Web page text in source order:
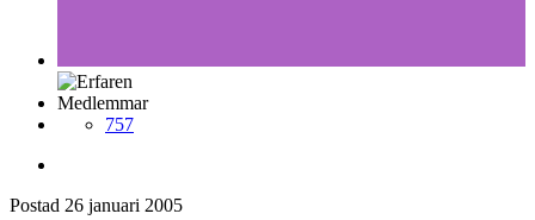
Medlemmar
757
Postad 26 januari 2005